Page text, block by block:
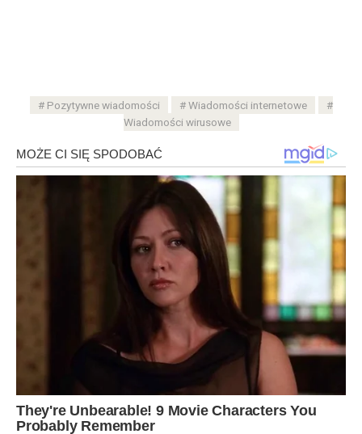
Pozytywne wiadomości
Wiadomości internetowe
Wiadomości wirusowe